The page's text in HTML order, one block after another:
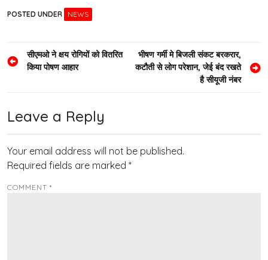
POSTED UNDER NEWS
Post
navigation
सीएमओ ने क्षय रोगियों को वितरित
किया पोषण आहार
भीषण गर्मी मे बिजली संकट बरकरार,
कटौती से लोग परेशान, जेई बंद रखते
है सीयूजी नंबर
Leave a Reply
Your email address will not be published.
Required fields are marked *
COMMENT *